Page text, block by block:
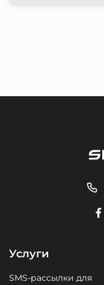
Услуги
SMS-рассылки для